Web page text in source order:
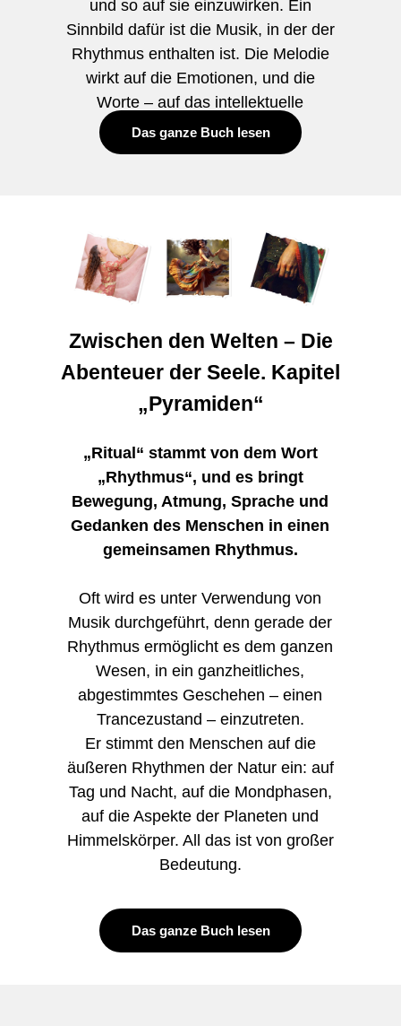
und so auf sie einzuwirken. Ein
Sinnbild dafür ist die Musik, in der der
Rhythmus enthalten ist. Die Melodie
wirkt auf die Emotionen, und die
Worte – auf das intellektuelle
Zentrum.“
Das ganze Buch lesen
„Ritual“ stammt von dem Wort
„Rhythmus“, und es bringt
Bewegung, Atmung, Sprache und
Gedanken des Menschen in einen
gemeinsamen Rhythmus.
Oft wird es unter Verwendung von
Musik durchgeführt, denn gerade der
Rhythmus ermöglicht es dem ganzen
Wesen, in ein ganzheitliches,
abgestimmtes Geschehen – einen
Trancezustand – einzutreten.
Er stimmt den Menschen auf die
äußeren Rhythmen der Natur ein: auf
Tag und Nacht, auf die Mondphasen,
auf die Aspekte der Planeten und
Himmelskörper. All das ist von großer
Bedeutung.
Das ganze Buch lesen
Zwischen den Welten – Die
Abenteuer der Seele. Kapitel
„Pyramiden“